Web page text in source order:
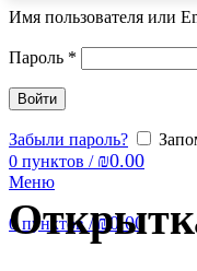
Имя пользователя или
Пароль *
Войти
Забыли пароль?
0 пунктов / ₪0.00
Меню
0пунктов / ₪0.00